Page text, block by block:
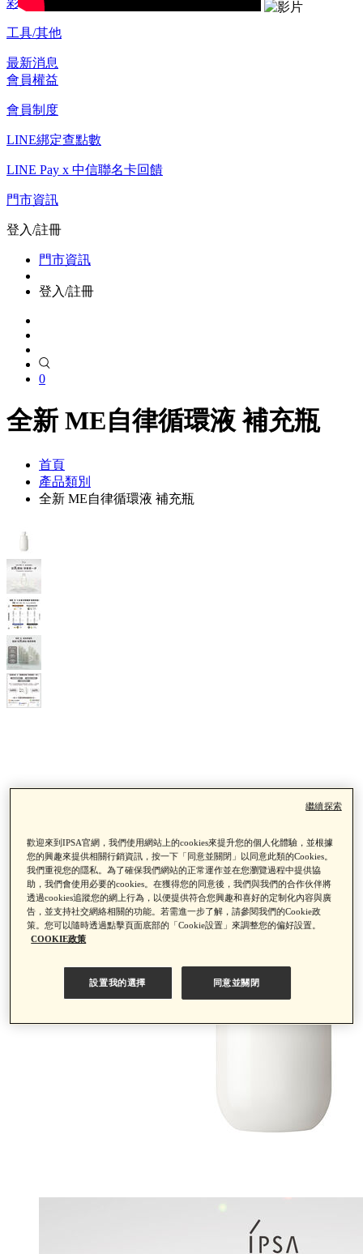
彩妝
工具/其他
最新消息
會員權益
會員制度
LINE綁定查點數
LINE Pay x 中信聯名卡回饋
門市資訊
登入/註冊
門市資訊
登入/註冊
0
全新 ME自律循環液 補充瓶
首頁
產品類別
全新 ME自律循環液 補充瓶
歡迎來到IPSA官網，我們使用網站上的cookies來提升您的個人化體驗，並根據
您的興趣來提供相關行銷資訊，按一下「同意並關閉」以同意此類的Cookies。
我們重視您的隱私。為了確保我們網站的正常運作並在您瀏覽過程中提供協
助，我們會使用必要的cookies。在獲得您的同意後，我們與我們的合作伙伴將
透過cookies追蹤您的網上行為，以便提供符合您興趣和喜好的定制化內容與廣
告，並支持社交網絡相關的功能。若需進一步了解，請參閱我們的Cookie政
策。您可以隨時透過點擊頁面底部的「Cookie設置」來調整您的偏好設置。
COOKIE政策
設置我的選擇 同意並關閉
繼續探索